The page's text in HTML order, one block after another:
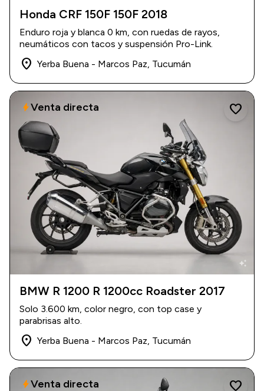
2018 0 km
USD 6.500
Honda CRF 150F 150F 2018
Enduro roja y blanca 0 km, con ruedas de rayos,
neumáticos con tacos y suspensión Pro-Link.
place Yerba Buena - Marcos Paz, Tucumán
auto_awesome
2017| 3.600 km
USD 20.000
BMW R 1200 R 1200cc Roadster 2017
Solo 3.600 km, color negro, con top case y
parabrisas alto.
place Yerba Buena - Marcos Paz, Tucumán
favorite
boltVenta directa
favorite
boltVenta directa